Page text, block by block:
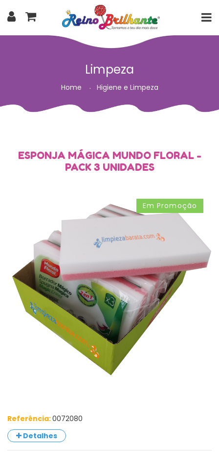
Limpeza
Home Higiene e Limpeza
ESPONJA MÁGICA MUNDO FLORAL -
PACK 3 UNIDADES
Em Promoção
Referência:0072080
Detalhes